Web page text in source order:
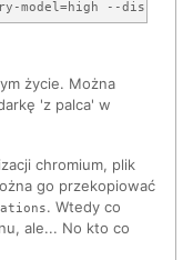
życie. Można
'z palca' w
chromium, plik
go przekopiować
. Wtedy co
ale... No kto co